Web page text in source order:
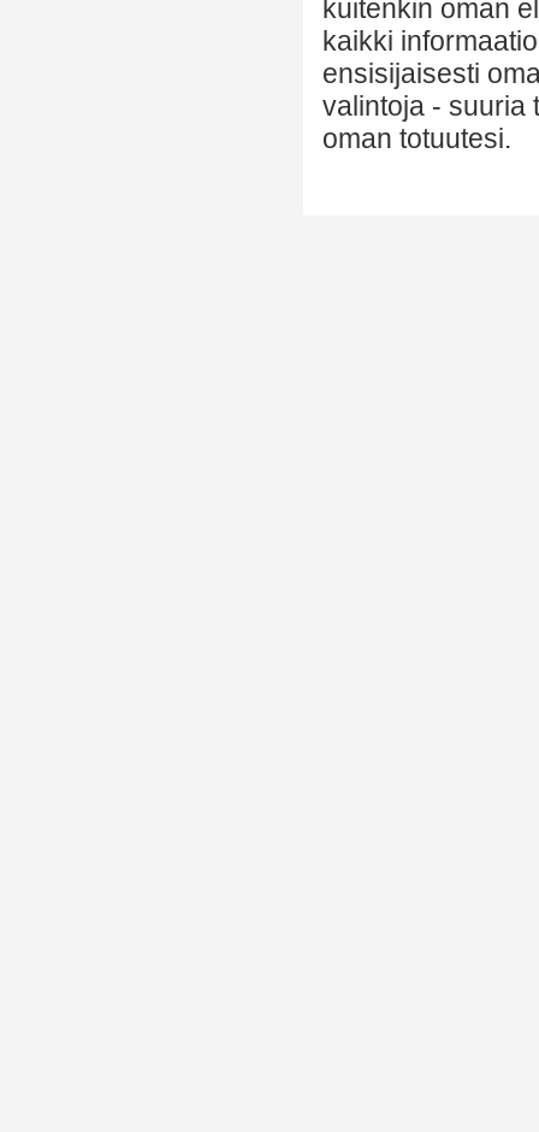
kuitenkin oman
kaikki
ensisijaisesti
valintoja - suuria
oman totuutesi.